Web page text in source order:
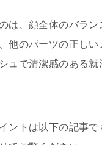
は、顔全体のバラン
他のパーツの正しい
ュで清潔感のある就
ントは以下の記事で